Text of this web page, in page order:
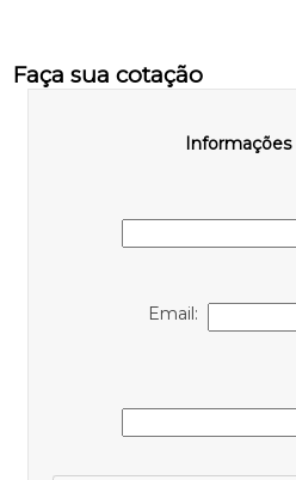
Faça sua cotação
Informações
Email: